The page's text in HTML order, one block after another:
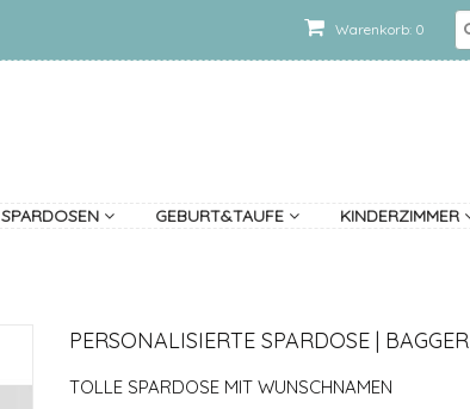
Warenkorb: 0
SPARDOSEN GEBURT&TAUFE KINDERZIMMER
PERSONALISIERTE SPARDOSE | BAGGER
TOLLE SPARDOSE MIT WUNSCHNAMEN